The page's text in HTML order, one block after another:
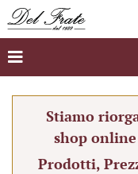
Stiamo
shop
Prodotti,